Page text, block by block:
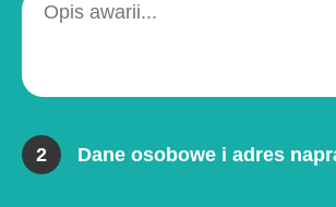
2 Dane osobowe i adres